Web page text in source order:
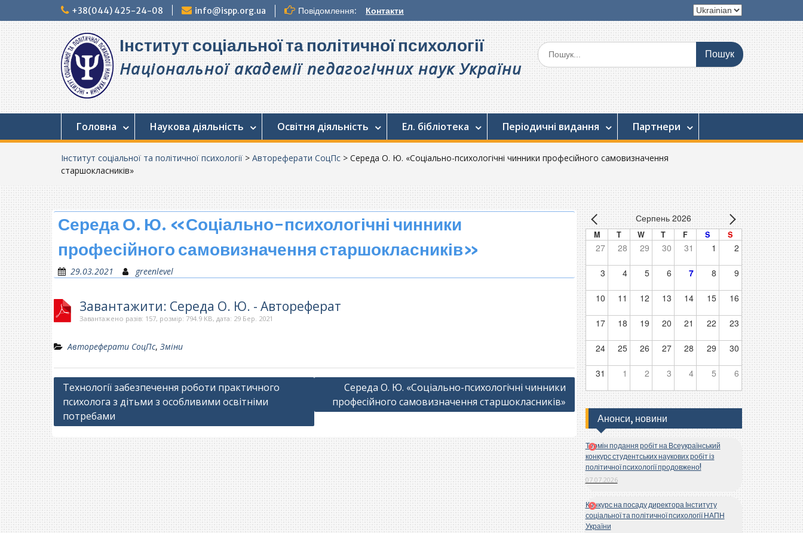
до
+38(044) 425-24-08 info@ispp.org.ua Повідомлення: Контакти
Вибрати
мову
Інститут соціальної та політичної психології
Національної академії педагогічних наук України
Шукати:
Головна Наукова діяльність Освітня діяльність Ел. бібліотека Періодичні видання Партнери
Інститут соціальної та політичної психології > Автореферати СоцПс > Середа О. Ю. «Соціально-психологічні чинники професійного самовизначення
старшокласників»
Середа О. Ю. «Соціально-психологічні чинники
професійного самовизначення старшокласників»
29.03.2021 greenlevel
Завантажити: Середа О. Ю. - Автореферат
Завантажено разів: 157, розмір: 794.9 KB, дата: 29 Бер. 2021
Автореферати СоцПс, Зміни
Навігація
записів
Технології забезпечення роботи практичного
психолога з дітьми з особливими освітніми
потребами
Середа О. Ю. «Соціально-психологічні чинники
професійного самовизначення старшокласників»
Серпень 2026
M T W T F S S
27 28 29 30 31 1 2
3 4 5 6 7 8 9
10 11 12 13 14 15 16
17 18 19 20 21 22 23
24 25 26 27 28 29 30
31 1 2 3 4 5 6
Анонси, новини
Термін подання робіт на Всеукраїнський
конкурс студентських наукових робіт із
політичної психології продовжено!
07.07.2026
Конкурс на посаду директора Інституту
соціальної та політичної психології НАПН
України